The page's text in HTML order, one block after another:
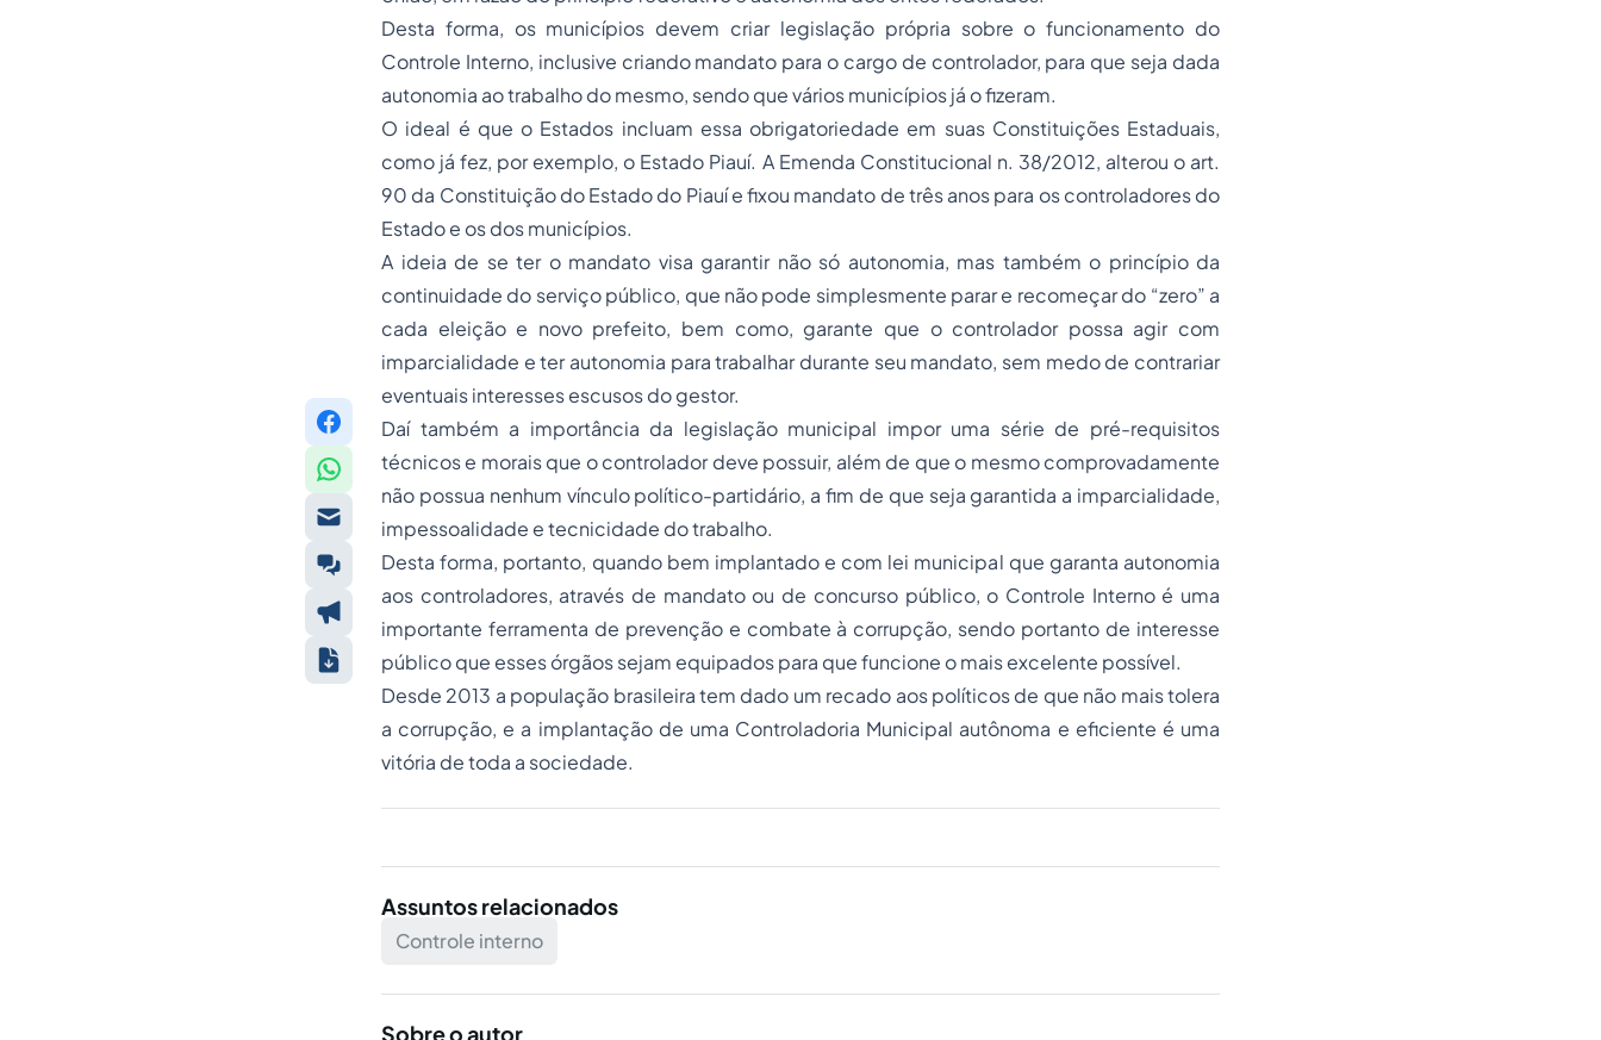
Desta forma, os municípios devem criar legislação própria sobre o funcionamento do
Controle Interno, inclusive criando mandato para o cargo de controlador, para que seja dada
autonomia ao trabalho do mesmo, sendo que vários municípios já o fizeram.
O ideal é que o Estados incluam essa obrigatoriedade em suas Constituições Estaduais,
como já fez, por exemplo, o Estado Piauí. A Emenda Constitucional n. 38/2012, alterou o art.
90 da Constituição do Estado do Piauí e fixou mandato de três anos para os controladores do
Estado e os dos municípios.
A ideia de se ter o mandato visa garantir não só autonomia, mas também o princípio da
continuidade do serviço público, que não pode simplesmente parar e recomeçar do “zero” a
cada eleição e novo prefeito, bem como, garante que o controlador possa agir com
imparcialidade e ter autonomia para trabalhar durante seu mandato, sem medo de contrariar
eventuais interesses escusos do gestor.
Daí também a importância da legislação municipal impor uma série de pré-requisitos
técnicos e morais que o controlador deve possuir, além de que o mesmo comprovadamente
não possua nenhum vínculo político-partidário, a fim de que seja garantida a imparcialidade,
impessoalidade e tecnicidade do trabalho.
Desta forma, portanto, quando bem implantado e com lei municipal que garanta autonomia
aos controladores, através de mandato ou de concurso público, o Controle Interno é uma
importante ferramenta de prevenção e combate à corrupção, sendo portanto de interesse
público que esses órgãos sejam equipados para que funcione o mais excelente possível.
Desde 2013 a população brasileira tem dado um recado aos políticos de que não mais tolera
a corrupção, e a implantação de uma Controladoria Municipal autônoma e eficiente é uma
vitória de toda a sociedade.
Assuntos relacionados
Controle interno
Sobre o autor